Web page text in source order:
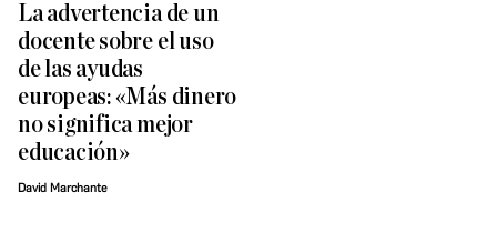
La advertencia de un
docente sobre el uso
de las ayudas
europeas: «Más dinero
no significa mejor
educación»
David Marchante